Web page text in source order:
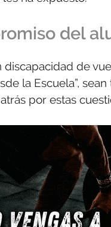
del
de
la Escuela”,
por estas